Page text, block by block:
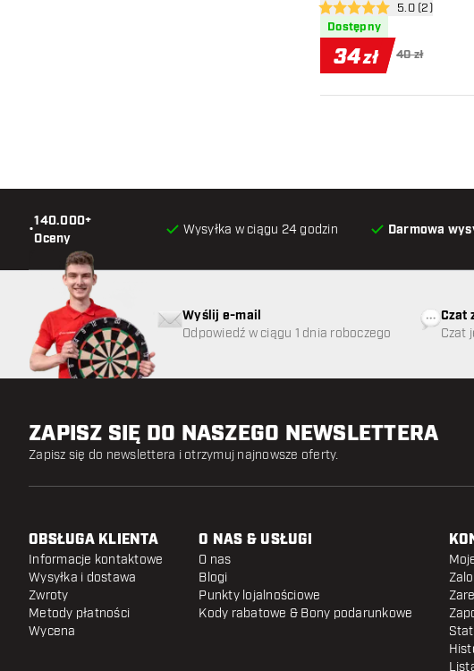
otwórz panel
5 gwiazdki oceny5.0 (2)
Dostępny
34zł 40 zł
•
140.000+
Oceny
Wysyłka w ciągu 24 godzin Darmowa
Wyślij e-mail
Odpowiedź w ciągu 1 dnia roboczego
Czat
Czat
ZAPISZ SIĘ DO NASZEGO NEWSLETTERA
Zapisz się do newslettera i otrzymuj najnowsze oferty.
OBSŁUGA KLIENTA
Informacje kontaktowe
Wysyłka i dostawa
Zwroty
Metody płatności
Wycena
O NAS & USŁUGI
O nas
Blogi
Punkty lojalnościowe
Kody rabatowe & Bony podarunkowe